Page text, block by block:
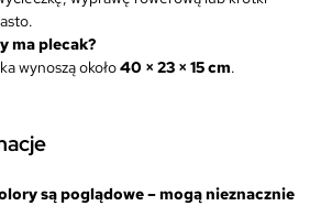
ma plecak?
wynoszą około40 × 23 × 15 cm.
są poglądowe – mogą nieznacznie